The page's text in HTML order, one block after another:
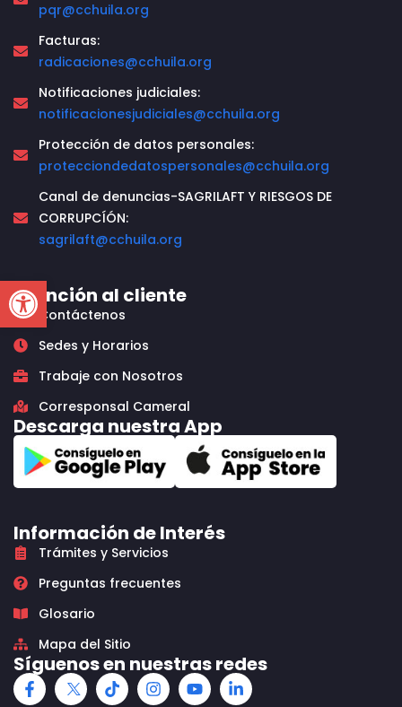
Open toolbar
pqr@cchuila.org
Facturas:
radicaciones@cchuila.org
Notificaciones judiciales:
notificacionesjudiciales@cchuila.org
Protección de datos personales:
protecciondedatospersonales@cchuila.org
Canal de denuncias-SAGRILAFT Y RIESGOS DE
CORRUPCÍÓN:
sagrilaft@cchuila.org
Atención al cliente
Contáctenos
Sedes y Horarios
Trabaje con Nosotros
Corresponsal Cameral
Descarga nuestra App
Información de Interés
Trámites y Servicios
Preguntas frecuentes
Glosario
Mapa del Sitio
Síguenos en nuestras redes